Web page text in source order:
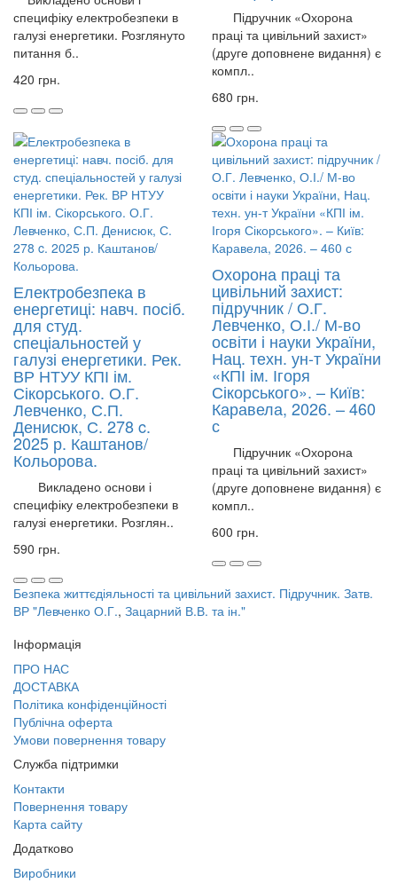
специфіку електробезпеки в
галузі енергетики. Розглянуто
питання б..
420 грн.
Підручник «Охорона
праці та цивільний захист»
(друге доповнене видання) є
компл..
680 грн.
Електробезпека в
енергетиці: навч. посіб.
для студ.
спеціальностей у
галузі енергетики. Рек.
ВР НТУУ КПІ ім.
Сікорського. О.Г.
Левченко, С.П.
Денисюк, С. 278 c.
2025 р. Каштанов/
Кольорова.
Викладено основи і
специфіку електробезпеки в
галузі енергетики. Розглян..
590 грн.
Охорона праці та
цивільний захист:
підручник / О.Г.
Левченко, О.І./ М-во
освіти і науки України,
Нац. техн. ун-т України
«КПІ ім. Ігоря
Сікорського». – Київ:
Каравела, 2026. – 460
с
Підручник «Охорона
праці та цивільний захист»
(друге доповнене видання) є
компл..
600 грн.
Безпека життєдіяльності та цивільний захист. Підручник. Затв.
ВР "Левченко О.Г., Зацарний В.В. та ін."
Інформація
ПРО НАС
ДОСТАВКА
Політика конфіденційності
Публічна оферта
Умови повернення товару
Служба підтримки
Контакти
Повернення товару
Карта сайту
Додатково
Виробники